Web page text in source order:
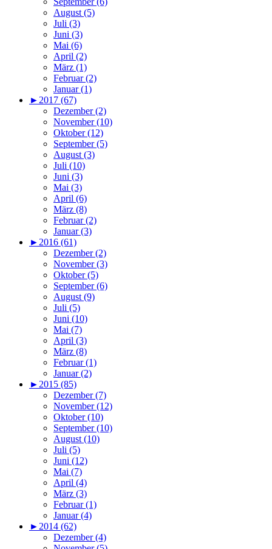
August (5)
Juli (3)
Juni (3)
Mai (6)
April (2)
März (1)
Februar (2)
Januar (1)
► 2017 (67)
Dezember (2)
November (10)
Oktober (12)
September (5)
August (3)
Juli (10)
Juni (3)
Mai (3)
April (6)
März (8)
Februar (2)
Januar (3)
► 2016 (61)
Dezember (2)
November (3)
Oktober (5)
September (6)
August (9)
Juli (5)
Juni (10)
Mai (7)
April (3)
März (8)
Februar (1)
Januar (2)
► 2015 (85)
Dezember (7)
November (12)
Oktober (10)
September (10)
August (10)
Juli (5)
Juni (12)
Mai (7)
April (4)
März (3)
Februar (1)
Januar (4)
► 2014 (62)
Dezember (4)